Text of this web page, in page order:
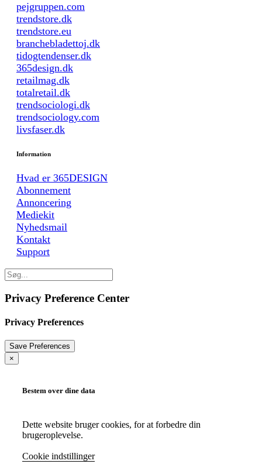
pejgruppen.com
trendstore.dk
trendstore.eu
branchebladettoj.dk
tidogtendenser.dk
365design.dk
retailmag.dk
totalretail.dk
trendsociologi.dk
trendsociology.com
livsfaser.dk
Information
Hvad er 365DESIGN
Abonnement
Annoncering
Mediekit
Nyhedsmail
Kontakt
Support
Privacy Preference Center
Privacy Preferences
×
Bestem over dine data
Dette website bruger cookies, for at forbedre din
brugeroplevelse.
Cookie indstillinger